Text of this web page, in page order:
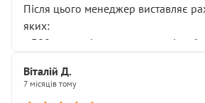
Після цього менеджер виставляє
яких:
• 300 грн — діагностика гальмівної
НЕ погоджував
Віталій Д.
7 місяців тому